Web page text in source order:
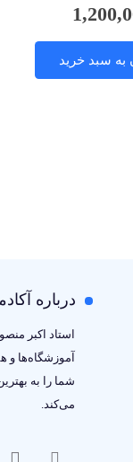
به سبد خرید
درباره
استاد اکبر
آموزشگاه‌ها
شما را به
می‌کند.